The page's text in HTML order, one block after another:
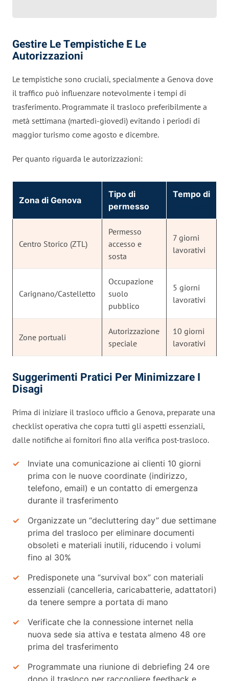
Gestire Le Tempistiche E Le
Autorizzazioni
Le tempistiche sono cruciali, specialmente a Genova dove
il traffico può influenzare notevolmente i tempi di
trasferimento. Programmate il trasloco preferibilmente a
metà settimana (martedì-giovedì) evitando i periodi di
maggior turismo come agosto e dicembre.
Per quanto riguarda le autorizzazioni:
Zona di Genova
Tipo di
permesso
Tempo di
Centro Storico (ZTL)
Permesso
accesso e
sosta
7 giorni
lavorativi
Carignano/Castelletto
Occupazione
suolo
pubblico
5 giorni
lavorativi
Zone portuali
Autorizzazione
speciale
10 giorni
lavorativi
Suggerimenti Pratici Per Minimizzare I
Disagi
Prima di iniziare il trasloco ufficio a Genova, preparate una
checklist operativa che copra tutti gli aspetti essenziali,
dalle notifiche ai fornitori fino alla verifica post-trasloco.
Inviate una comunicazione ai clienti 10 giorni
prima con le nuove coordinate (indirizzo,
telefono, email) e un contatto di emergenza
durante il trasferimento
Organizzate un “decluttering day” due settimane
prima del trasloco per eliminare documenti
obsoleti e materiali inutili, riducendo i volumi
fino al 30%
Predisponete una “survival box” con materiali
essenziali (cancelleria, caricabatterie, adattatori)
da tenere sempre a portata di mano
Verificate che la connessione internet nella
nuova sede sia attiva e testata almeno 48 ore
prima del trasferimento
Programmate una riunione di debriefing 24 ore
dopo il trasloco per raccogliere feedback e